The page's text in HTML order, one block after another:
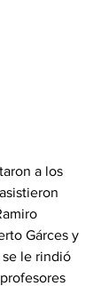
a los
Gárces y
se le rindió